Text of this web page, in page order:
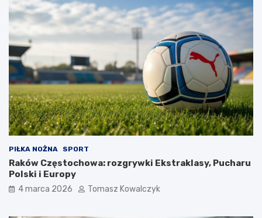
PIŁKA NOŻNA SPORT
Raków Częstochowa: rozgrywki Ekstraklasy, Pucharu
Polski i Europy
4 marca 2026 Tomasz Kowalczyk